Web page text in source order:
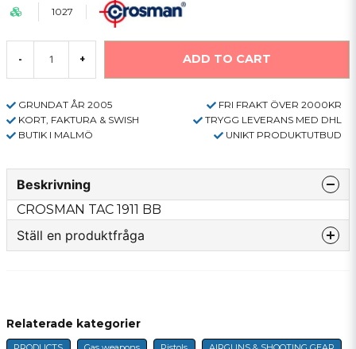
1027
- + ADD TO CART
GRUNDAT ÅR 2005
FRI FRAKT ÖVER 2000KR
KORT, FAKTURA & SWISH
TRYGG LEVERANS MED DHL
BUTIK I MALMÖ
UNIKT PRODUKTUTBUD
Beskrivning
CROSMAN TAC 1911 BB
Ställ en produktfråga
Relaterade kategorier